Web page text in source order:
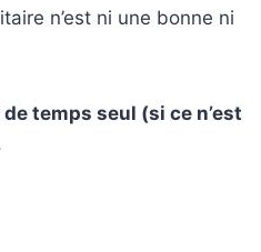
n’est ni une bonne ni
detemps seul (si ce n’est